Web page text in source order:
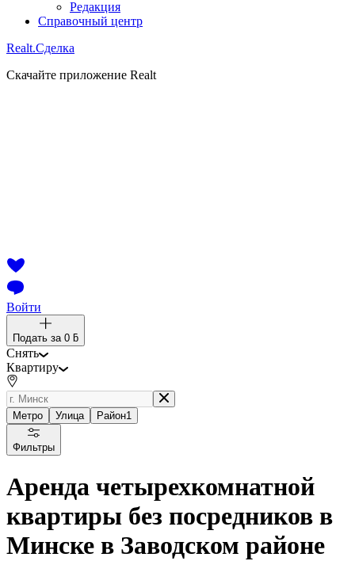
Редакция
Справочный центр
Realt.Сделка
Скачайте приложение Realt
Войти
Подать за 0 ƃ
Снять
Квартиру
Метро Улица Район1
Фильтры
Аренда четырехкомнатной
квартиры без посредников в
Минске в Заводском районе